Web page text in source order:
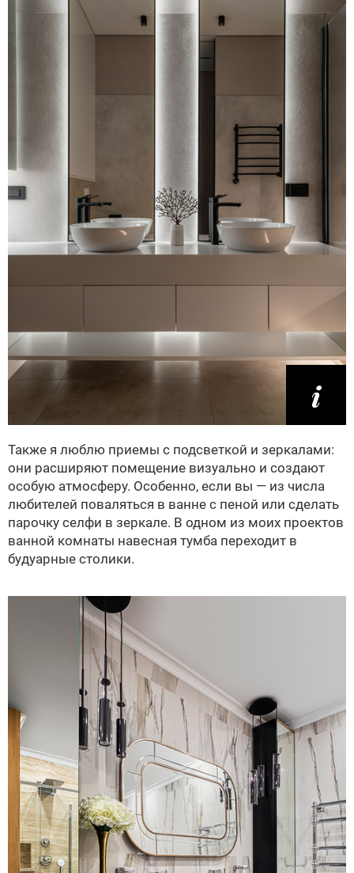
Также я люблю приемы с подсветкой и зеркалами:
они расширяют помещение визуально и создают
особую атмосферу. Особенно, если вы — из числа
любителей поваляться в ванне с пеной или сделать
парочку селфи в зеркале. В одном из моих проектов
ванной комнаты навесная тумба переходит в
будуарные столики.